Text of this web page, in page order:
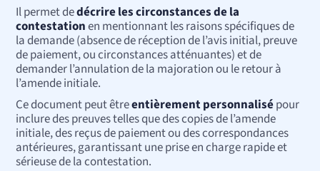
Il permet dedécrire les circonstances de la
contestationen mentionnant les raisons spécifiques de
la demande (absence de réception de l’avis initial, preuve
de paiement, ou circonstances atténuantes) et de
demander l’annulation de la majoration ou le retour à
l’amende initiale.
Ce document peut êtreentièrement personnalisépour
inclure des preuves telles que des copies de l’amende
initiale, des reçus de paiement ou des correspondances
antérieures, garantissant une prise en charge rapide et
sérieuse de la contestation.